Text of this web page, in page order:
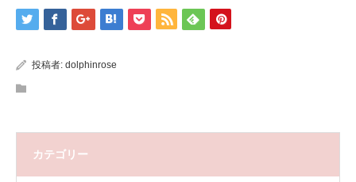
投稿者: dolphinrose
カテゴリー